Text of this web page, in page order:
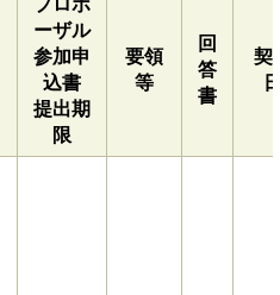
プロポ
ーザル
参加申
込書
提出期
限
要領
等
回
答
書
契